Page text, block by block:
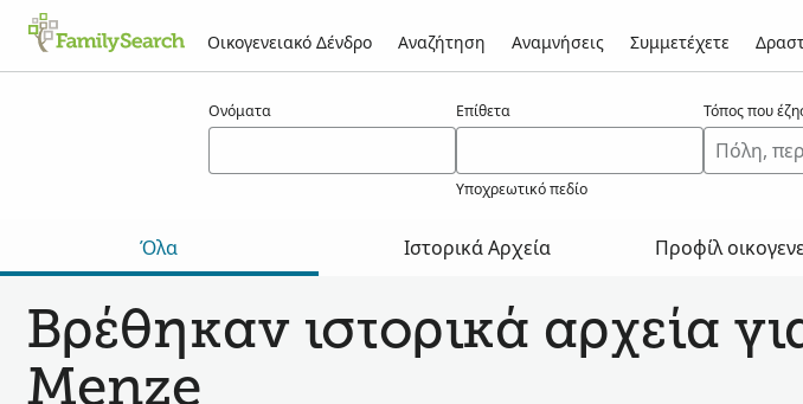
Οικογενειακό Δένδρο Αναζήτηση Αναμνήσεις Συμμετέχετε
Ονόματα Επίθετα
Υποχρεωτικό πεδίο
Τόπος που
Όλα Ιστορικά Αρχεία Προφίλ
Βρέθηκαν ιστορικά αρχεία
Menze